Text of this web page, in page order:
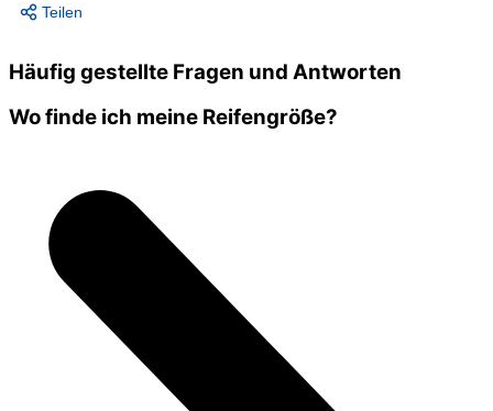
Teilen
Häufig gestellte Fragen und Antworten
Wo finde ich meine Reifengröße?